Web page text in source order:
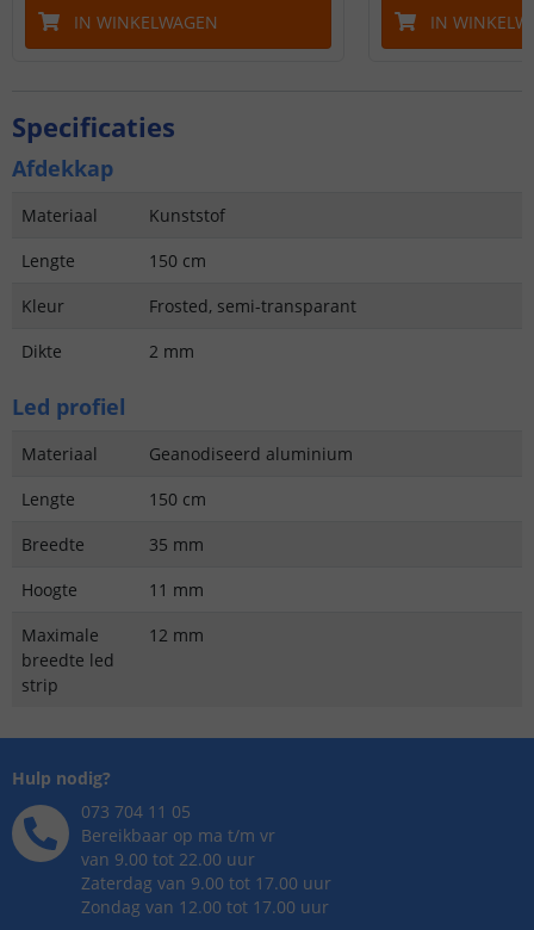
IN WINKELWAGEN IN
Specificaties
Afdekkap
Materiaal
Kunststof
Lengte
150 cm
Kleur
Frosted, semi-transparant
Dikte
2 mm
Led profiel
Materiaal
Geanodiseerd aluminium
Lengte
150 cm
Breedte
35 mm
Hoogte
11 mm
Maximale
breedte led
strip
12 mm
Hulp nodig?
073 704 11 05
Bereikbaar op ma t/m vr
van 9.00 tot 22.00 uur
Zaterdag van 9.00 tot 17.00 uur
Zondag van 12.00 tot 17.00 uur